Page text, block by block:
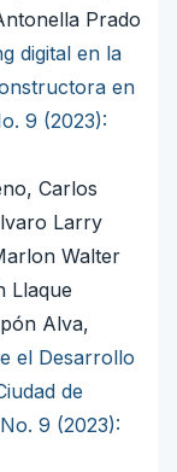
Prado
digital en la
en
9 (2023):
Carlos
Larry
Walter
Llaque
Alva,
el Desarrollo
de
9 (2023):